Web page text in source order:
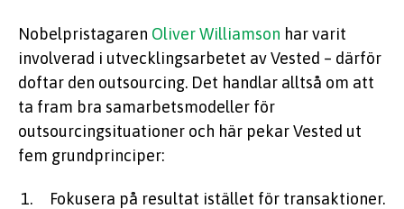
Nobelpristagaren Oliver Williamson har varit
involverad i utvecklingsarbetet av Vested – därför
doftar den outsourcing. Det handlar alltså om att
ta fram bra samarbetsmodeller för
outsourcingsituationer och här pekar Vested ut
fem grundprinciper:
Fokusera på resultat istället för transaktioner.